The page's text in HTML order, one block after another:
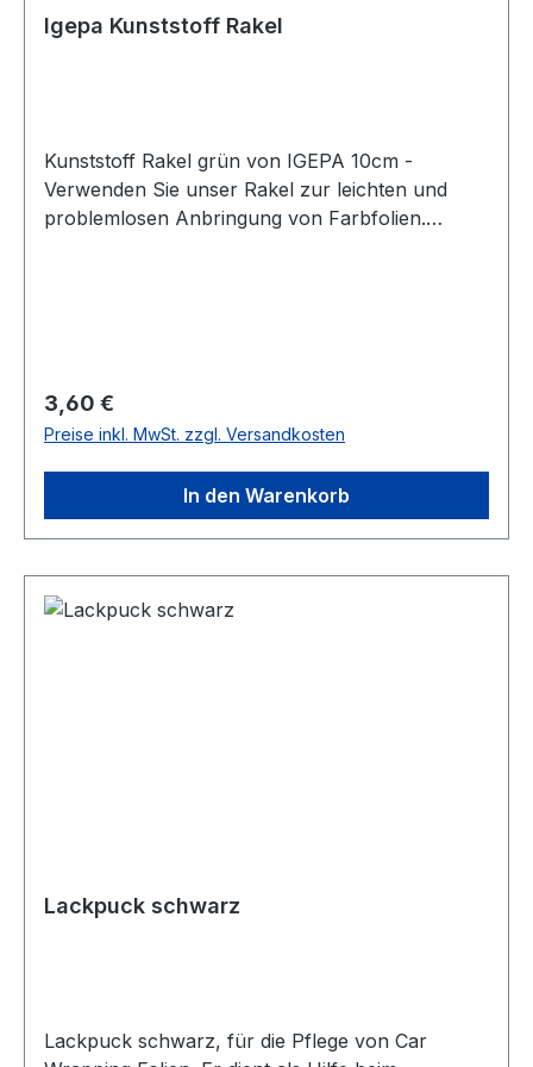
Igepa Kunststoff Rakel
Kunststoff Rakel grün von IGEPA 10cm -
Verwenden Sie unser Rakel zur leichten und
problemlosen Anbringung von Farbfolien.
Regulärer Preis:
3,60 €
Preise inkl. MwSt. zzgl. Versandkosten
In den Warenkorb
Lackpuck schwarz
Lackpuck schwarz, für die Pflege von Car